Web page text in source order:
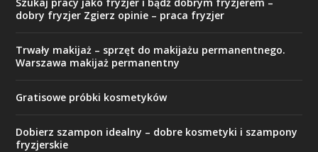
dobry fryzjer Zgierz opinie – praca fryzjer
Trwały makijaż – sprzęt do makijażu permanentnego.
Warszawa makijaż permanentny
Gratisowe próbki kosmetyków
Dobierz szampon idealny – dobre kosmetyki i szampony
fryzjerskie